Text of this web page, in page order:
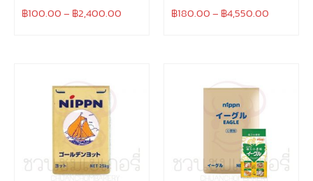
฿100.00– ฿2,400.00 ฿180.00– ฿4,550.00